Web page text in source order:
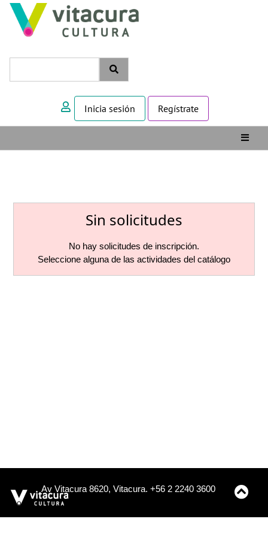
Inicia sesión Regístrate
Sin solicitudes
No hay solicitudes de inscripción.
Seleccione alguna de las actividades del catálogo
Av Vitacura 8620, Vitacura. +56 2 2240 3600